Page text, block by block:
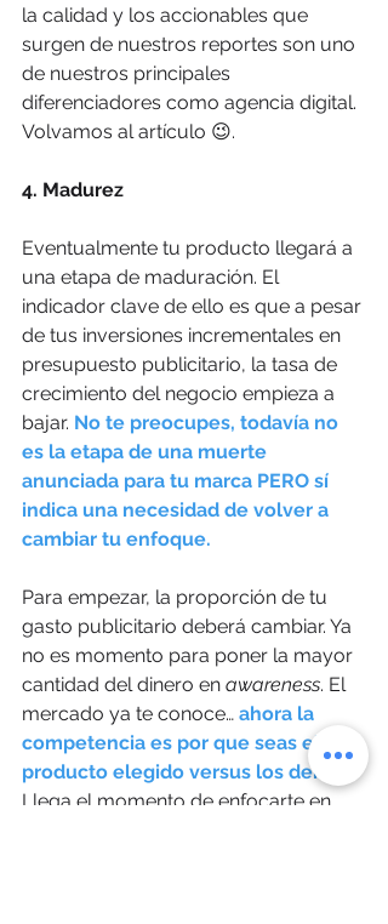
la calidad y los accionables que
surgen de nuestros reportes son uno
de nuestros principales
diferenciadores como agencia digital.
Volvamos al artículo 😉.
4. Madurez
Eventualmente tu producto llegará a
una etapa de maduración. El
indicador clave de ello es que a pesar
de tus inversiones incrementales en
presupuesto publicitario, la tasa de
crecimiento del negocio empieza a
bajar. No te preocupes, todavía no
es la etapa de una muerte
anunciada para tu marca PERO sí
indica una necesidad de volver a
cambiar tu enfoque.
Para empezar, la proporción de tu
gasto publicitario deberá cambiar. Ya
no es momento para poner la mayor
cantidad del dinero en awareness. El
mercado ya te conoce… ahora la
competencia es por que seas el
producto elegido versus los demás.
Llega el momento de enfocarte en